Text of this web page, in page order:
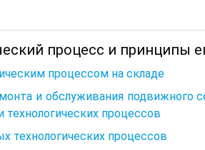
процесс и принципы
процессом на складе
и обслуживания подвижного
процессов
технологических процессов